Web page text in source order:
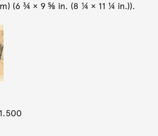
(6 ¾ × 9 ⅝ in. (8 ¼ × 11 ¼ in.)).